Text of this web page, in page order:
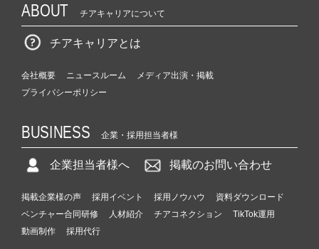
ABOUT チアキャリアについて
チアキャリアとは
会社概要 ニュースルーム
メディア出演・掲載
プライバシーポリシー
BUSINESS 企業・採用担当者様
企業担当者様へ 掲載のお問い合わせ
掲載企業様の声 採用イベント 採用ノウハウ
資料ダウンロード
ベンチャー合同研修
人材紹介 チアコネクション
TikTok運用
動画制作
採用代行